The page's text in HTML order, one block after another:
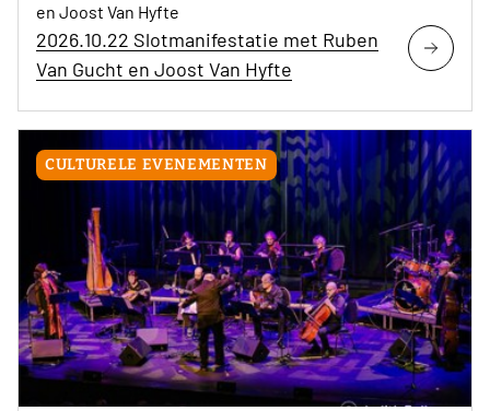
en Joost Van Hyfte
2026.10.22 Slotmanifestatie met Ruben
Van Gucht en Joost Van Hyfte
CULTURELE EVENEMENTEN